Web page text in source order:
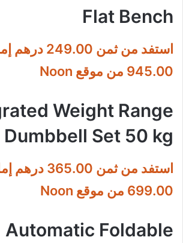
Flat Bench
استفد من ثمن
945.00 من موقع Noon
Weight Range
Dumbbell Set 50 kg
استفد من ثمن
699.00 من موقع Noon
Automatic Foldable